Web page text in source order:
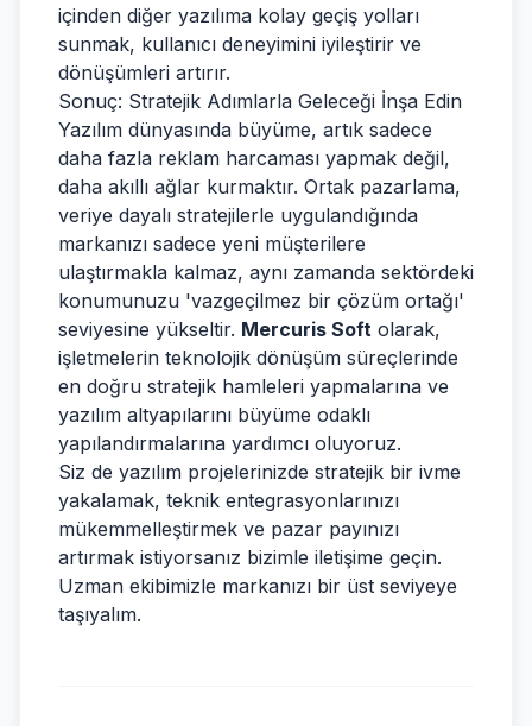
içinden diğer yazılıma kolay geçiş yolları
sunmak, kullanıcı deneyimini iyileştirir ve
dönüşümleri artırır.
Sonuç: Stratejik Adımlarla Geleceği İnşa Edin
Yazılım dünyasında büyüme, artık sadece
daha fazla reklam harcaması yapmak değil,
daha akıllı ağlar kurmaktır. Ortak pazarlama,
veriye dayalı stratejilerle uygulandığında
markanızı sadece yeni müşterilere
ulaştırmakla kalmaz, aynı zamanda sektördeki
konumunuzu 'vazgeçilmez bir çözüm ortağı'
seviyesine yükseltir. Mercuris Soft olarak,
işletmelerin teknolojik dönüşüm süreçlerinde
en doğru stratejik hamleleri yapmalarına ve
yazılım altyapılarını büyüme odaklı
yapılandırmalarına yardımcı oluyoruz.
Siz de yazılım projelerinizde stratejik bir ivme
yakalamak, teknik entegrasyonlarınızı
mükemmelleştirmek ve pazar payınızı
artırmak istiyorsanız bizimle iletişime geçin.
Uzman ekibimizle markanızı bir üst seviyeye
taşıyalım.